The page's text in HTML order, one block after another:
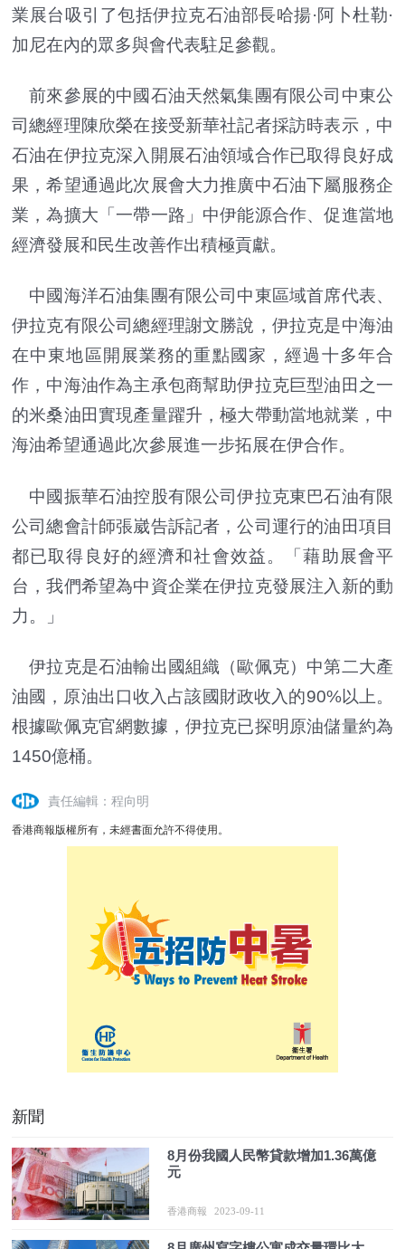
業展台吸引了包括伊拉克石油部長哈揚·阿卜杜勒·
加尼在內的眾多與會代表駐足參觀。
前來參展的中國石油天然氣集團有限公司中東公
司總經理陳欣榮在接受新華社記者採訪時表示，中
石油在伊拉克深入開展石油領域合作已取得良好成
果，希望通過此次展會大力推廣中石油下屬服務企
業，為擴大「一帶一路」中伊能源合作、促進當地
經濟發展和民生改善作出積極貢獻。
中國海洋石油集團有限公司中東區域首席代表、
伊拉克有限公司總經理謝文勝說，伊拉克是中海油
在中東地區開展業務的重點國家，經過十多年合
作，中海油作為主承包商幫助伊拉克巨型油田之一
的米桑油田實現產量躍升，極大帶動當地就業，中
海油希望通過此次參展進一步拓展在伊合作。
中國振華石油控股有限公司伊拉克東巴石油有限
公司總會計師張崴告訴記者，公司運行的油田項目
都已取得良好的經濟和社會效益。「藉助展會平
台，我們希望為中資企業在伊拉克發展注入新的動
力。」
伊拉克是石油輸出國組織（歐佩克）中第二大產
油國，原油出口收入占該國財政收入的90%以上。
根據歐佩克官網數據，伊拉克已探明原油儲量約為
1450億桶。
責任編輯：程向明
香港商報版權所有，未經書面允許不得使用。
新聞
8月份我國人民幣貸款增加1.36萬億
元
香港商報 2023-09-11